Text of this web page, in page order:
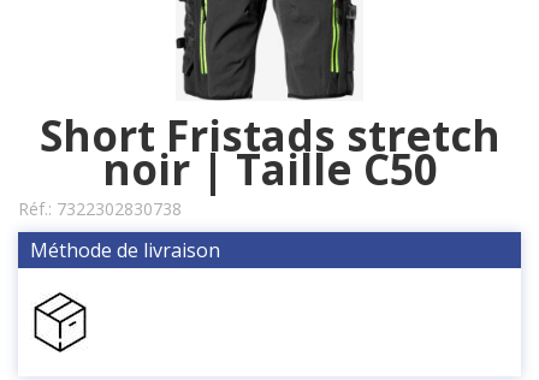
Short Fristads stretch
noir | Taille C50
Réf.: 7322302830738
Méthode de livraison